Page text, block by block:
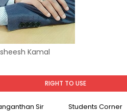
Kamal
RIGHT TO USE
Sir
Students Corner